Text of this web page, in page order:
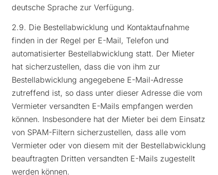
deutsche Sprache zur Verfügung.
2.9. Die Bestellabwicklung und Kontaktaufnahme
finden in der Regel per E-Mail, Telefon und
automatisierter Bestellabwicklung statt. Der Mieter
hat sicherzustellen, dass die von ihm zur
Bestellabwicklung angegebene E-Mail-Adresse
zutreffend ist, so dass unter dieser Adresse die vom
Vermieter versandten E-Mails empfangen werden
können. Insbesondere hat der Mieter bei dem Einsatz
von SPAM-Filtern sicherzustellen, dass alle vom
Vermieter oder von diesem mit der Bestellabwicklung
beauftragten Dritten versandten E-Mails zugestellt
werden können.